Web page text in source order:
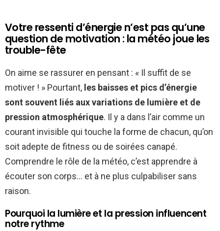
Votre ressenti d’énergie n’est pas qu’une
question de motivation : la météo joue les
trouble-fête
On aime se rassurer en pensant : « Il suffit de se
motiver ! » Pourtant, les baisses et pics d’énergie
sont souvent liés aux variations de lumière et de
pression atmosphérique. Il y a dans l’air comme un
courant invisible qui touche la forme de chacun, qu’on
soit adepte de fitness ou de soirées canapé.
Comprendre le rôle de la météo, c’est apprendre à
écouter son corps… et à ne plus culpabiliser sans
raison.
Pourquoi la lumière et la pression influencent
notre rythme